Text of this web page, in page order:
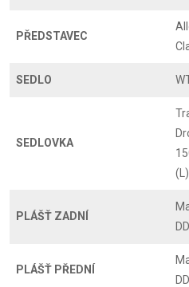
PŘEDSTAVEC
SEDLO
SEDLOVKA
PLÁŠŤ ZADNÍ
PLÁŠŤ PŘEDNÍ